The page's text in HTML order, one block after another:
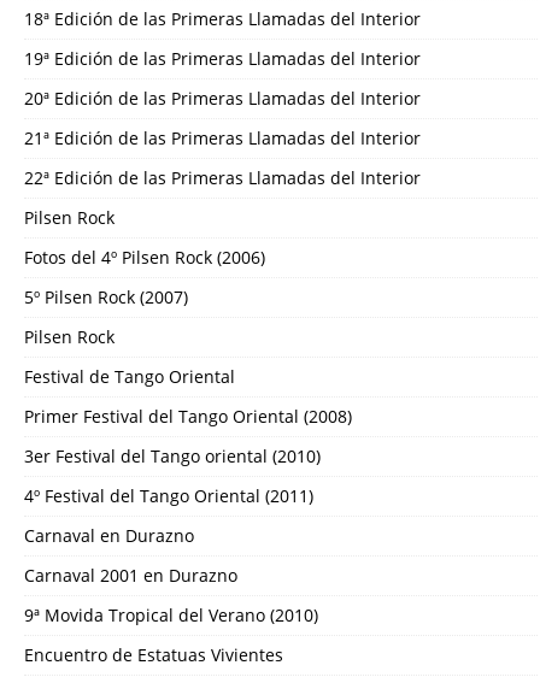
18ª Edición de las Primeras Llamadas del Interior
19ª Edición de las Primeras Llamadas del Interior
20ª Edición de las Primeras Llamadas del Interior
21ª Edición de las Primeras Llamadas del Interior
22ª Edición de las Primeras Llamadas del Interior
Pilsen Rock
Fotos del 4º Pilsen Rock (2006)
5º Pilsen Rock (2007)
Pilsen Rock
Festival de Tango Oriental
Primer Festival del Tango Oriental (2008)
3er Festival del Tango oriental (2010)
4º Festival del Tango Oriental (2011)
Carnaval en Durazno
Carnaval 2001 en Durazno
9ª Movida Tropical del Verano (2010)
Encuentro de Estatuas Vivientes